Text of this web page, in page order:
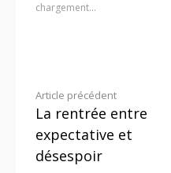
chargement…
Lire
la
suite
Article précédent
La rentrée entre
expectative et
désespoir